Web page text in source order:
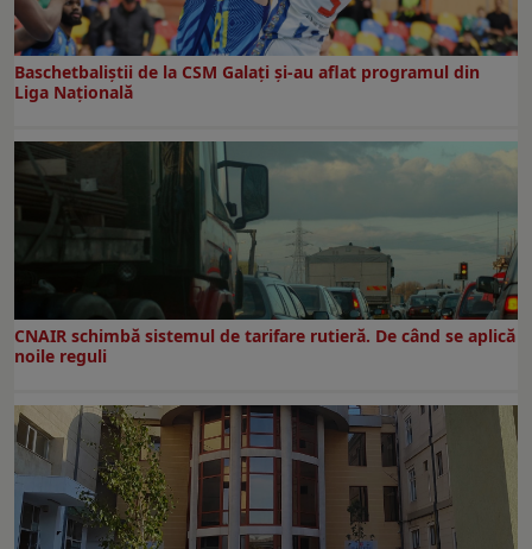
Baschetbaliștii de la CSM Galați și-au aflat programul din
Liga Națională
CNAIR schimbă sistemul de tarifare rutieră. De când se aplică
noile reguli